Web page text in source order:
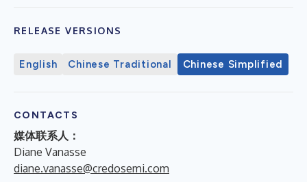
RELEASE VERSIONS
English Chinese Traditional Chinese Simplified
CONTACTS
媒体联系人：
Diane Vanasse
diane.vanasse@credosemi.com